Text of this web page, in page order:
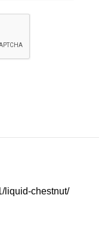
liquid-chestnut/